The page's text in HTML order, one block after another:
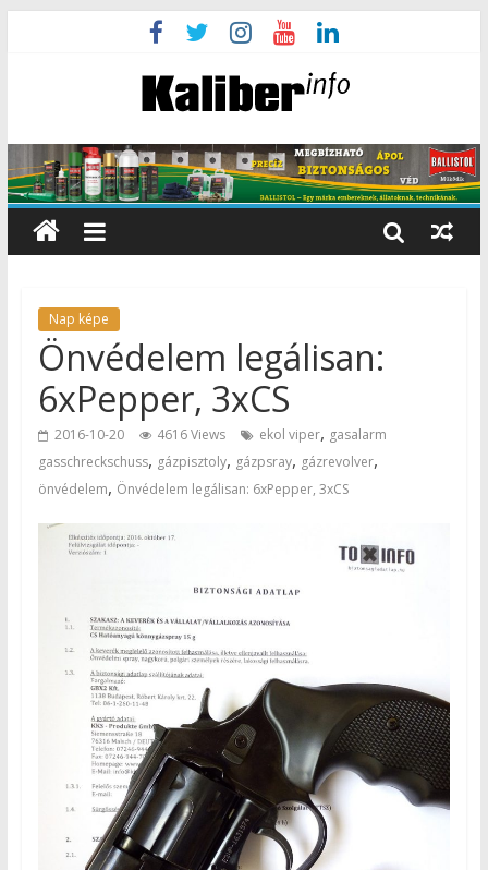
Nap képe
Önvédelem legálisan:
6xPepper, 3xCS
2016-10-20 4616 Views ekol viper, gasalarm
gasschreckschuss, gázpisztoly, gázpsray, gázrevolver,
önvédelem, Önvédelem legálisan: 6xPepper, 3xCS